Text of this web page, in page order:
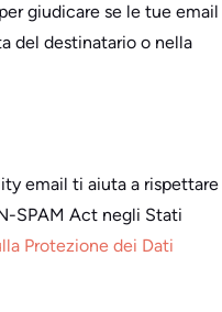
giudicare se le tue email
del destinatario o nella
email ti aiuta a rispettare
SPAM Act negli Stati
Protezione dei Dati